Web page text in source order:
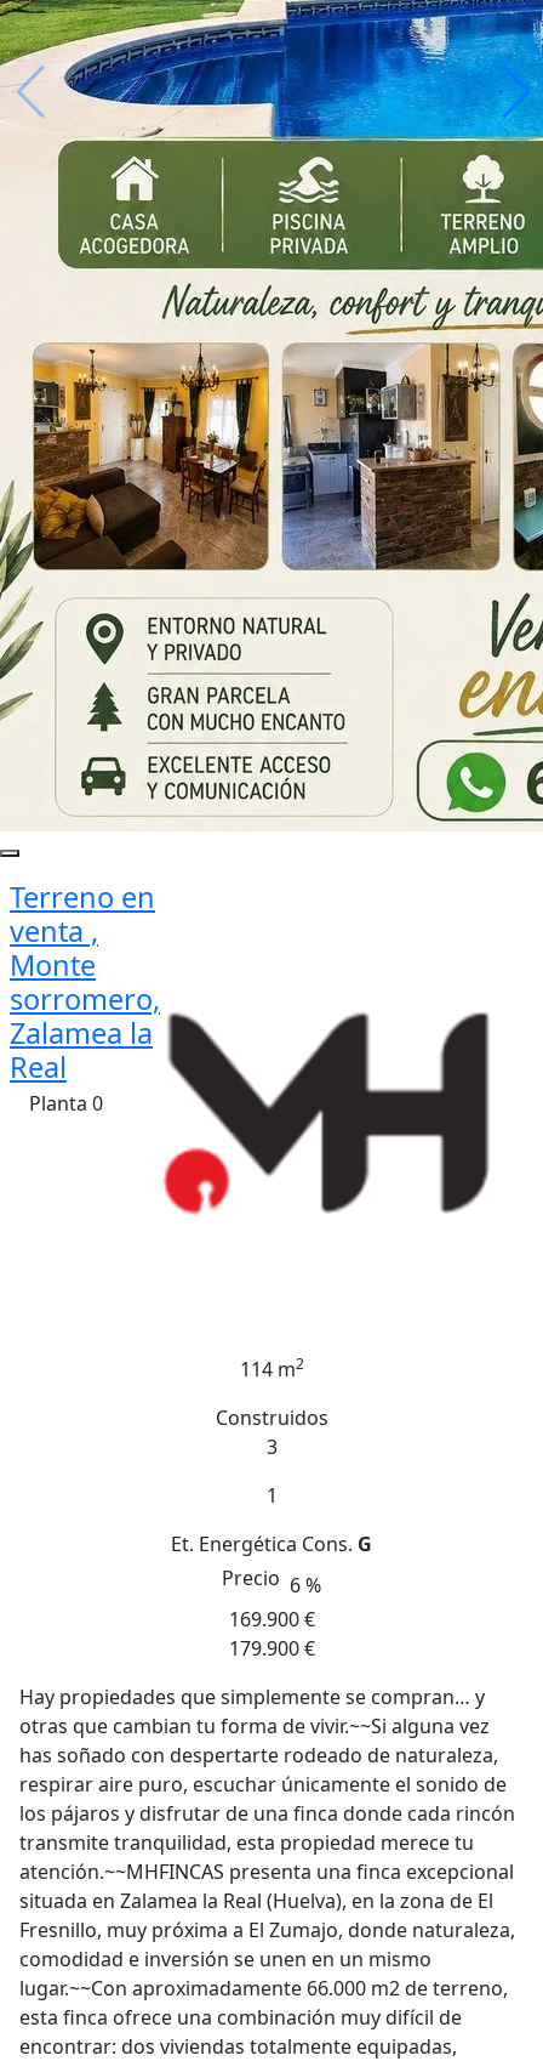
Terreno en
venta ,
Monte
sorromero,
Zalamea la
Real
Planta 0
114 m2
Construidos
3
1
Et. Energética Cons. G
Precio 6 %
169.900 €
179.900 €
Hay propiedades que simplemente se compran… y
otras que cambian tu forma de vivir.~~Si alguna vez
has soñado con despertarte rodeado de naturaleza,
respirar aire puro, escuchar únicamente el sonido de
los pájaros y disfrutar de una finca donde cada rincón
transmite tranquilidad, esta propiedad merece tu
atención.~~MHFINCAS presenta una finca excepcional
situada en Zalamea la Real (Huelva), en la zona de El
Fresnillo, muy próxima a El Zumajo, donde naturaleza,
comodidad e inversión se unen en un mismo
lugar.~~Con aproximadamente 66.000 m2 de terreno,
esta finca ofrece una combinación muy difícil de
encontrar: dos viviendas totalmente equipadas,